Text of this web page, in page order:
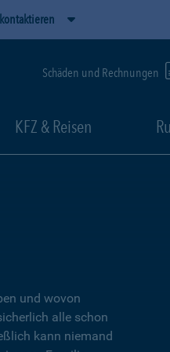
Schäden und Rechnungen
KFZ & Reisen
und wovon
alle schon
kann niemand